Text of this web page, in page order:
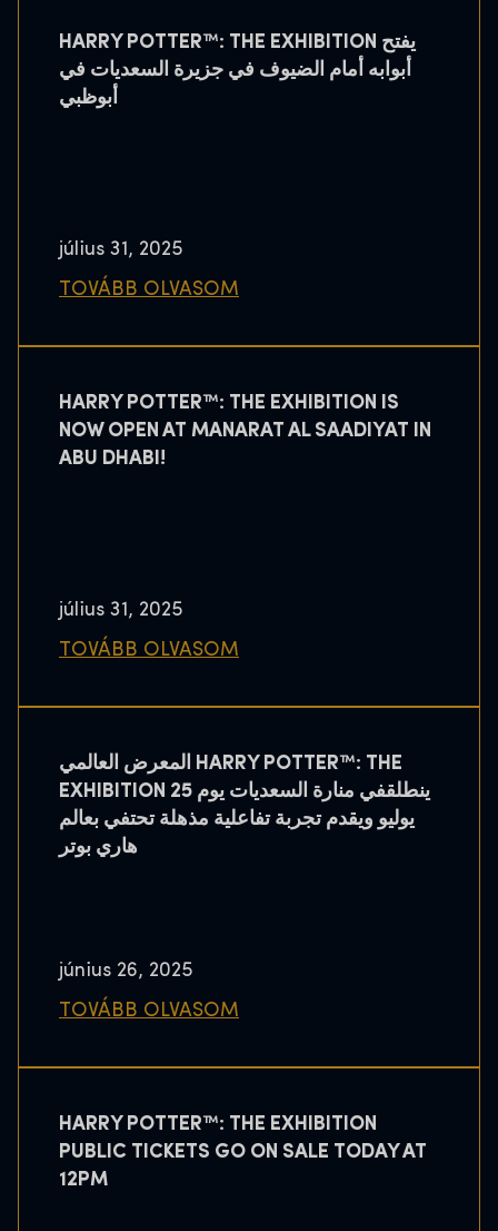
HARRY POTTER™: THE EXHIBITION يفتح
أبوابه أمام الضيوف في جزيرة السعديات في
أبوظبي
július 31, 2025
TOVÁBB OLVASOM
HARRY POTTER™: THE EXHIBITION IS
NOW OPEN AT MANARAT AL SAADIYAT IN
ABU DHABI!
július 31, 2025
TOVÁBB OLVASOM
المعرض العالمي HARRY POTTER™: THE
EXHIBITION ينطلقفي منارة السعديات يوم 25
يوليو ويقدم تجربة تفاعلية مذهلة تحتفي بعالم
هاري بوتر
június 26, 2025
TOVÁBB OLVASOM
HARRY POTTER™: THE EXHIBITION
PUBLIC TICKETS GO ON SALE TODAY AT
12PM